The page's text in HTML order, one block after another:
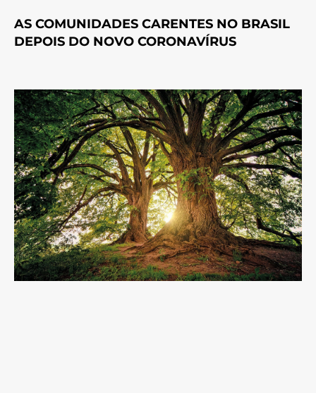
AS COMUNIDADES CARENTES NO BRASIL
DEPOIS DO NOVO CORONAVÍRUS